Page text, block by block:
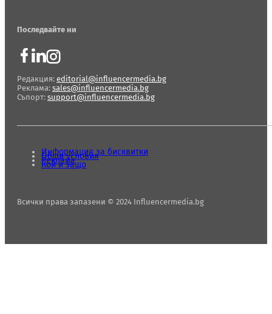
Последвайте ни
Редакция: editorial@influencermedia.bg
Реклама: sales@influencermedia.bg
Съпорт: support@influencermedia.bg
Всички права запазени © 2024 Influencermedia.bg
Информация за бисквитки
Общи условия
Реклама
Кой и защо